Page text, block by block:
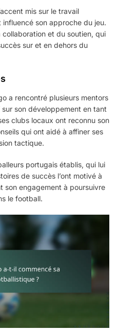
mis sur le travail
influencé son approche du jeu.
collaboration et du soutien, qui
sur et en dehors du
a rencontré plusieurs mentors
son développement en tant
clubs locaux ont reconnu son
qui ont aidé à affiner ses
tactique.
portugais établis, qui lui
de succès l’ont motivé à
son engagement à poursuivre
le football.